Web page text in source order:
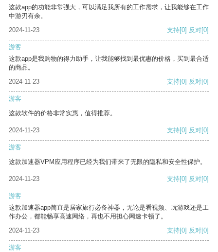
这款app的功能非常强大，可以满足我所有的工作需求，让我能够在工作
中游刃有余。
2024-11-23
支持[0] 反对[0]
游客
这款app是我购物的得力助手，让我能够找到最优惠的价格，买到最合适
的商品。
2024-11-23
支持[0] 反对[0]
游客
这款软件的价格非常实惠，值得推荐。
2024-11-23 支持[0] 反对[0]
游客
这款加速器VPM应用程序已经为我们带来了无限的隐私和安全性保护。
2024-11-23 支持[0] 反对[0]
游客
这款加速器app简直是居家旅行必备神器，无论是看视频、玩游戏还是工
作办公，都能畅享高速网络，再也不用担心网速卡顿了。
2024-11-23
支持[0] 反对[0]
游客